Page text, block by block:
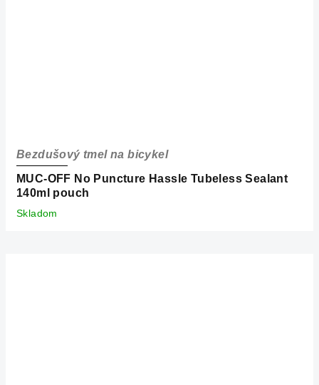
MUC-OFF No Puncture Hassle Tubeless Sealant
140ml pouch
Bezdušový tmel na bicykel
Skladom